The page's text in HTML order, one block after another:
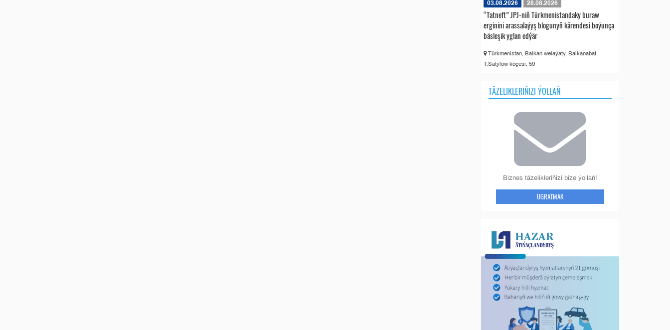
03.08.2026 28.08.2026
“Tatneft” JPJ-niň Türkmenistandaky buraw
erginini arassalaýyş blogunyň kärendesi boýunça
bäsleşik yglan edýär
Türkmenistan, Balkan welaýaty, Balkanabat,
T.Satylow köçesi, 59
TÄZELIKLERIŇIZI ÝOLLAŇ
Biznes täzelikleriňizi bize ýollaň!
UGRATMAK